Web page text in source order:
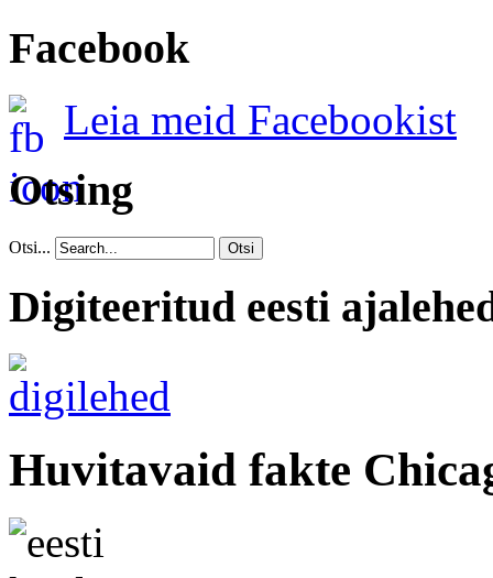
Facebook
Leia meid Facebookist
Otsing
Otsi... Otsi
Digiteeritud eesti
Huvitavaid fakte